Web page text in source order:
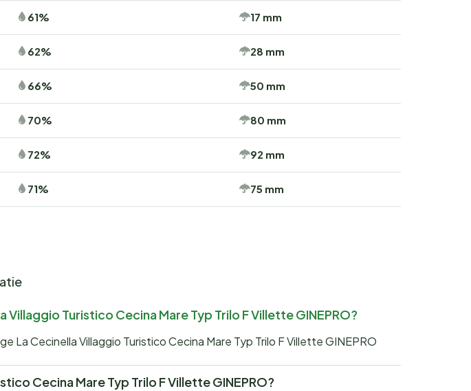
61% 17 mm
62% 28 mm
66% 50 mm
70% 80 mm
72% 92 mm
71% 75 mm
Turistico Cecina Mare Typ Trilo F Villette GINEPRO?
Cecinella Villaggio Turistico Cecina Mare Typ Trilo F Villette GINEPRO
Cecina Mare Typ Trilo F Villette GINEPRO?